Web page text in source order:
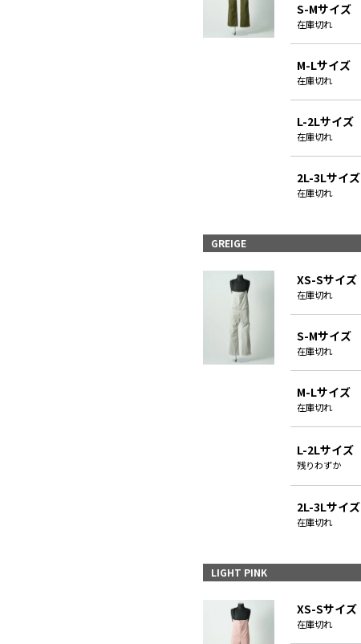
S-Mサイズ
在庫切れ
M-Lサイズ
在庫切れ
L-2Lサイズ
在庫切れ
2L-3Lサイズ
在庫切れ
GREIGE
XS-Sサイズ
在庫切れ
S-Mサイズ
在庫切れ
M-Lサイズ
在庫切れ
L-2Lサイズ
残りわずか
2L-3Lサイズ
在庫切れ
LIGHT PINK
XS-Sサイズ
在庫切れ